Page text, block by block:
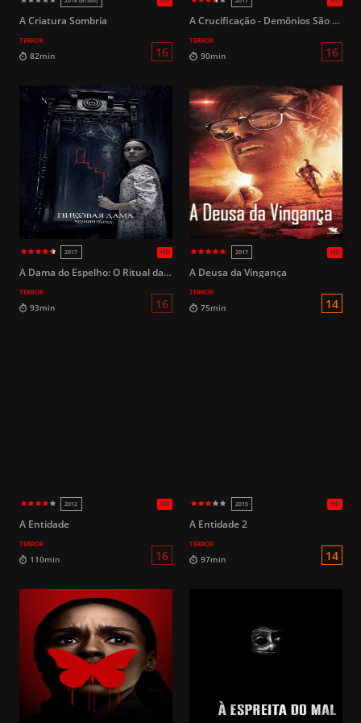
HD
89min 151min
A Criatura Sombria
TERROR
A Crucificação - Demônios São Reais (Legendado)
TERROR
A Dama do Espelho: O Ritual das Trevas
TERROR
A Deusa da Vingança
TERROR
A Entidade
TERROR
A Entidade 2
TERROR